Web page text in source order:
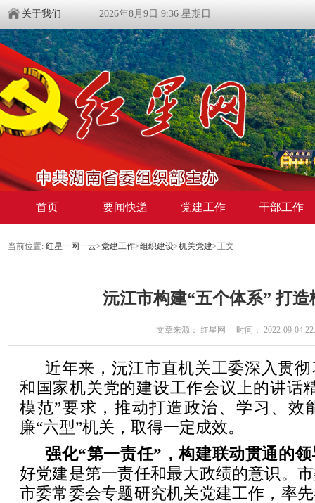
关于我们 2026年8月9日 9:36 星期日
首页 要闻快递 党建工作 干部工作
当前位置: 红星一网一云>党建工作>组织建设>机关党建>正文
沅江市构建“五个体系” 打造
文章来源： 红星网 时间： 2022-09-04
近年来，沅江市直机关工委深入贯
和国家机关党的建设工作会议上的讲话
模范”要求，推动打造政治、学习、效
廉“六型”机关，取得一定成效。
强化“第一责任”，构建联动贯通的
好党建是第一责任和最大政绩的意识。
市委常委会专题研究机关党建工作，率